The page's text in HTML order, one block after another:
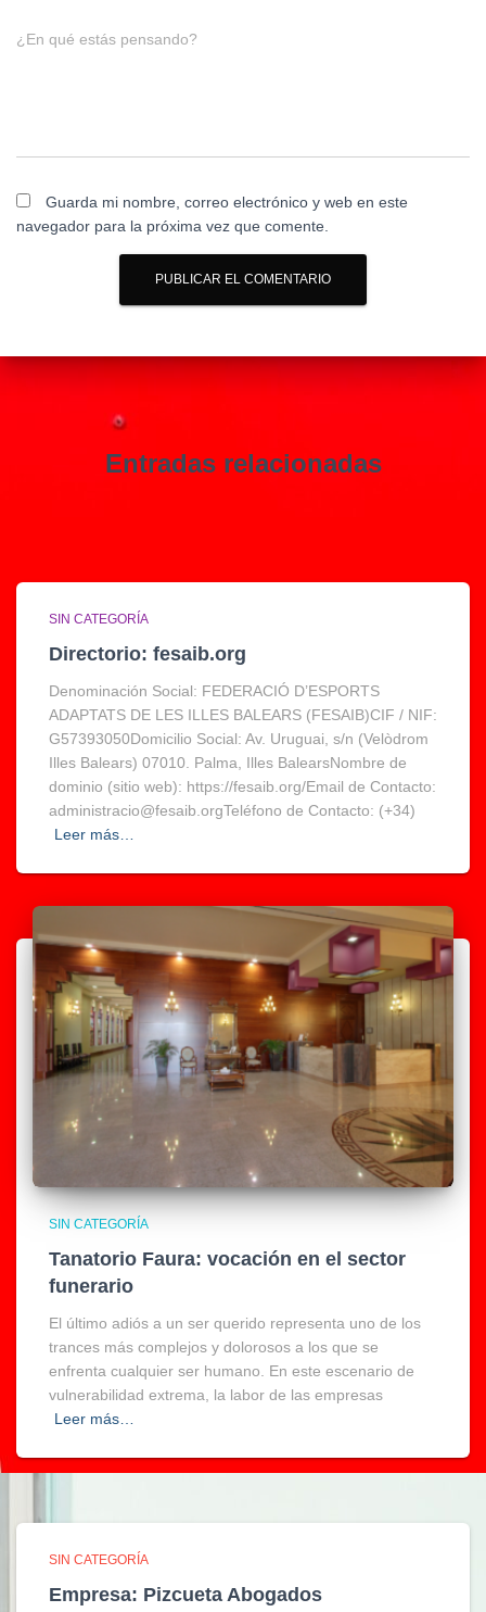
¿En qué estás pensando?
Guarda mi nombre, correo electrónico y web en este
navegador para la próxima vez que comente.
Entradas relacionadas
SIN CATEGORÍA
Directorio: fesaib.org
Denominación Social: FEDERACIÓ D’ESPORTS
ADAPTATS DE LES ILLES BALEARS (FESAIB)CIF / NIF:
G57393050Domicilio Social: Av. Uruguai, s/n (Velòdrom
Illes Balears) 07010. Palma, Illes BalearsNombre de
dominio (sitio web): https://fesaib.org/Email de Contacto:
administracio@fesaib.orgTeléfono de Contacto: (+34)
Leer más…
SIN CATEGORÍA
Tanatorio Faura: vocación en el sector
funerario
El último adiós a un ser querido representa uno de los
trances más complejos y dolorosos a los que se
enfrenta cualquier ser humano. En este escenario de
vulnerabilidad extrema, la labor de las empresas
Leer más…
SIN CATEGORÍA
Empresa: Pizcueta Abogados